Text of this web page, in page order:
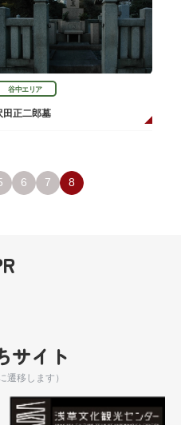
谷中エリア
田正二郎墓
6 7 8
サイト
遷移します）